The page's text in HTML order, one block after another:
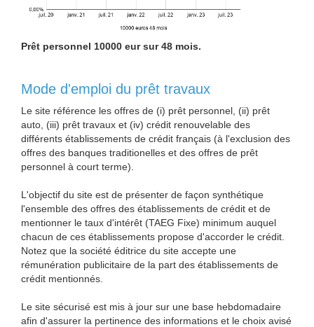
Prêt personnel 10000 eur sur 48 mois.
Mode d'emploi du prêt travaux
Le site référence les offres de (i) prêt personnel, (ii) prêt
auto, (iii) prêt travaux et (iv) crédit renouvelable des
différents établissements de crédit français (à l'exclusion des
offres des banques traditionelles et des offres de prêt
personnel à court terme).
L'objectif du site est de présenter de façon synthétique
l'ensemble des offres des établissements de crédit et de
mentionner le taux d'intérêt (TAEG Fixe) minimum auquel
chacun de ces établissements propose d'accorder le crédit.
Notez que la société éditrice du site accepte une
rémunération publicitaire de la part des établissements de
crédit mentionnés.
Le site sécurisé est mis à jour sur une base hebdomadaire
afin d'assurer la pertinence des informations et le choix avisé